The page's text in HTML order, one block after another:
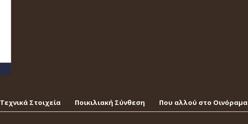
Τεχνικά Στοιχεία Ποικιλιακή Σύνθεση Που αλλού στο Οινόραμα